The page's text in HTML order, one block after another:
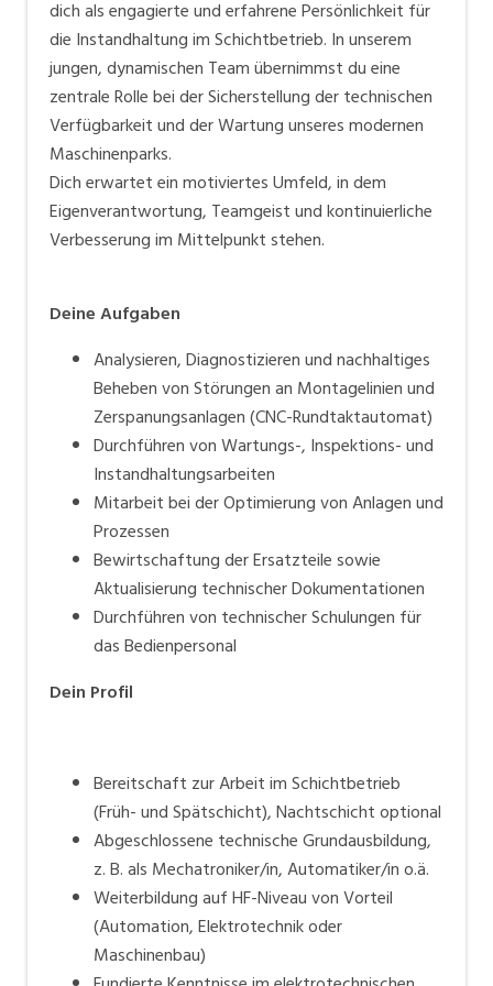
Elektro-, Elektronik- und Luftfahrtindustrie sowie die
Medizinaltechnik. Neben der Entwicklung, Fertigung
und dem Vertrieb von Produkten schafft SFS auch
Mehrwert für den Kunden mit Handels- und
Logistikaktivitäten. ​SFS ist in Europa, Nordamerika und
Asien mit über 135 Standorten in über 30 Ländern
vertreten und beschäftigt weltweit fast 14’000
Mitarbeitende.
dich als engagierte und erfahrene Persönlichkeit für
die Instandhaltung im Schichtbetrieb. In unserem
jungen, dynamischen Team übernimmst du eine
zentrale Rolle bei der Sicherstellung der technischen
Verfügbarkeit und der Wartung unseres modernen
Maschinenparks.
Dich erwartet ein motiviertes Umfeld, in dem
Eigenverantwortung, Teamgeist und kontinuierliche
Verbesserung im Mittelpunkt stehen.
Deine Aufgaben
Analysieren, Diagnostizieren und nachhaltiges
Beheben von Störungen an Montagelinien und
Zerspanungsanlagen (CNC-Rundtaktautomat)
Durchführen von Wartungs-, Inspektions- und
Instandhaltungsarbeiten
Mitarbeit bei der Optimierung von Anlagen und
Prozessen
Bewirtschaftung der Ersatzteile sowie
Aktualisierung technischer Dokumentationen
Durchführen von technischer Schulungen für
das Bedienpersonal
Dein Profil
Bereitschaft zur Arbeit im Schichtbetrieb
(Früh- und Spätschicht), Nachtschicht optional
Abgeschlossene technische Grundausbildung,
z. B. als Mechatroniker/in, Automatiker/in o.ä.
Weiterbildung auf HF-Niveau von Vorteil
(Automation, Elektrotechnik oder
Maschinenbau)